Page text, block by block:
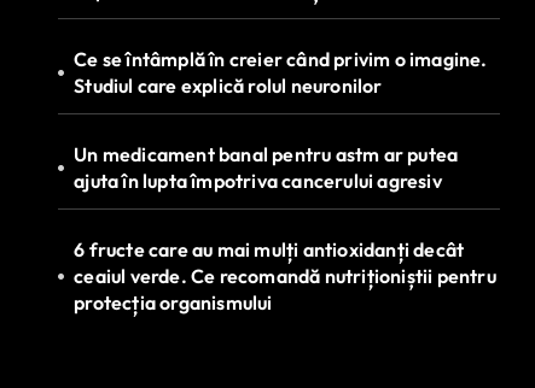
Ce se întâmplă în creier când privim o imagine.
Studiul care explică rolul neuronilor
Un medicament banal pentru astm ar putea
ajuta în lupta împotriva cancerului agresiv
6 fructe care au mai mulți antioxidanți decât
ceaiul verde. Ce recomandă nutriționiștii pentru
protecția organismului